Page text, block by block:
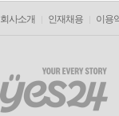
회사소개 인재채용 이용